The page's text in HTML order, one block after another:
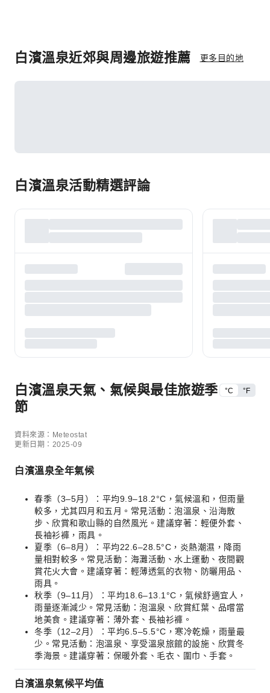
白濱溫泉近郊與周邊旅遊推薦 更多目的地
白濱溫泉活動精選評論
白濱溫泉天氣、氣候與最佳旅遊季
節
°C °F
資料來源：Meteostat
更新日期：2025-09
白濱溫泉全年氣候
春季（3–5月）：平均9.9–18.2°C，氣候溫和，但雨量
較多，尤其四月和五月。常見活動：泡溫泉、沿海散
步、欣賞和歌山縣的自然風光。建議穿著：輕便外套、
長袖衫褲，雨具。
夏季（6–8月）：平均22.6–28.5°C，炎熱潮濕，降雨
量相對較多。常見活動：海灘活動、水上運動、夜間觀
賞花火大會。建議穿著：輕薄透氣的衣物、防曬用品、
雨具。
秋季（9–11月）：平均18.6–13.1°C，氣候舒適宜人，
雨量逐漸減少。常見活動：泡溫泉、欣賞紅葉、品嚐當
地美食。建議穿著：薄外套、長袖衫褲。
冬季（12–2月）：平均6.5–5.5°C，寒冷乾燥，雨量最
少。常見活動：泡溫泉、享受溫泉旅館的設施、欣賞冬
季海景。建議穿著：保暖外套、毛衣、圍巾、手套。
白濱溫泉氣候平均值